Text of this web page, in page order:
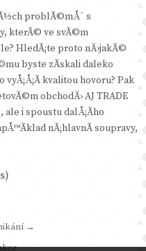
problÃ©mÅ¯ s
kterÃ© ve svÃ©m
HledÃ¡te proto nÄ›jakÃ©
byste zÃ­skali daleko
vyÅ¡Å¡Ã­ kvalitou hovoru? Pak
obchodÄ› AJ TRADE
ale i spoustu dalÅ¡Ã­ho
nÃ¡hlavnÃ­ soupravy,
→